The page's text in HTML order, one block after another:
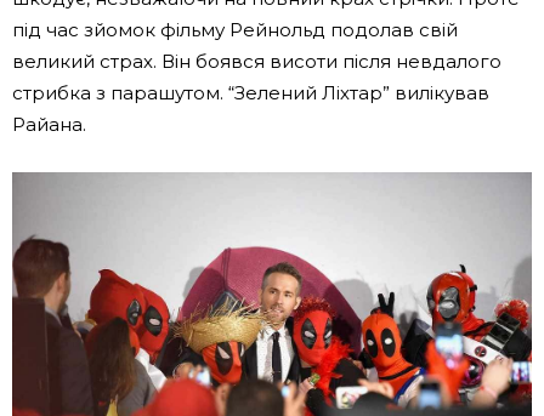
під час зйомок фільму Рейнольд подолав свій
великий страх. Він боявся висоти після невдалого
стрибка з парашутом. “Зелений Ліхтар” вилікував
Райана.